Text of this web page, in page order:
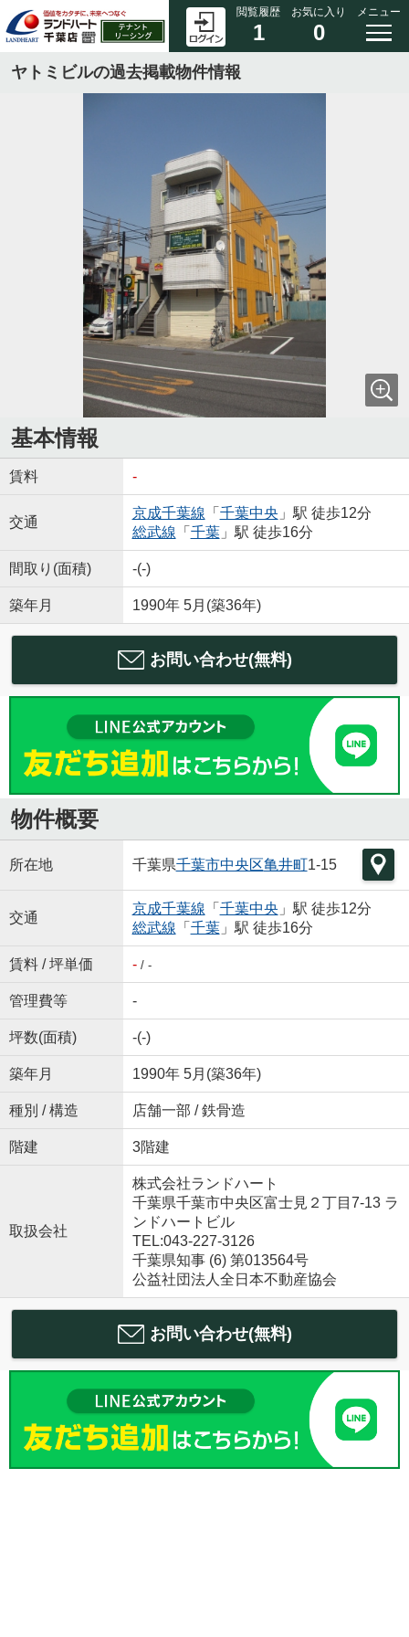
閲覧履歴
1
お気に入り
0
メニュー
ヤトミビルの過去掲載物件情報
基本情報
賃料 -
交通
京成千葉線 「 千葉中央 」駅 徒歩12分
総武線 「 千葉」駅 徒歩16分
間取り(面積) -(-)
築年月 1990年 5月(築36年)
お問い合わせ(無料)
物件概要
所在地 千葉県千葉市中央区亀井町1-15
交通
京成千葉線 「 千葉中央 」駅 徒歩12分
総武線 「 千葉」駅 徒歩16分
賃料 / 坪単価 -/ -
管理費等 -
坪数(面積) -(-)
築年月 1990年 5月(築36年)
種別 / 構造 店舗一部 / 鉄骨造
階建 3階建
取扱会社
株式会社ランドハート
千葉県千葉市中央区富士見２丁目7-13 ラ
ンドハートビル
TEL:043-227-3126
千葉県知事 (6) 第013564号
公益社団法人全日本不動産協会
お問い合わせ(無料)